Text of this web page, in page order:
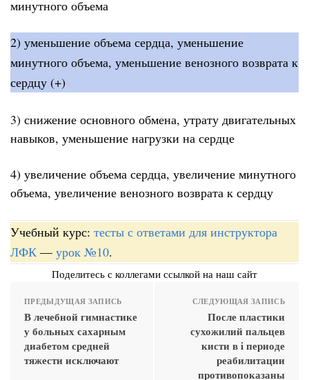
минутного объема
2) уменьшение объема сердца, уменьшение
минутного объема, уменьшение венозного возврата к
сердцу (+)
3) снижение основного обмена, утрату двигательных
навыков, уменьшение нагрузки на сердце
4) увеличение объема сердца, увеличение минутного
объема, увеличение венозного возврата к сердцу
Учебный курс: тесты с ответами для инструктора
ЛФК — урок №10.
Поделитесь с коллегами ссылкой на наш сайт
ПРЕДЫДУЩАЯ ЗАПИСЬ
В лечебной гимнастике
у больных сахарным
диабетом средней
тяжести исключают
СЛЕДУЮЩАЯ ЗАПИСЬ
После пластики
сухожилий пальцев
кисти в i периоде
реабилитации
противопоказаны